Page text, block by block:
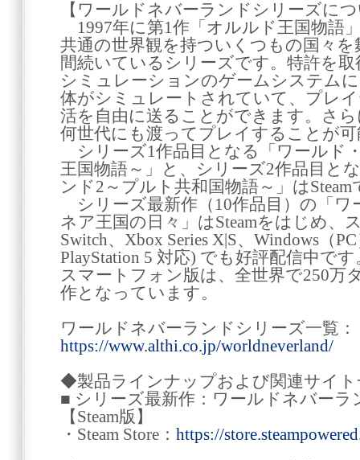
【ワールドネバーランドシリーズに
1997年に第1作「オルルド王国物語
共通の世界観を持ついくつもの国々
間続いているシリーズです。特許を
シミュレーションのゲームシステム
体がシミュレートされていて、プレ
活を自由に送ることができます。さ
何世代にも渡ってプレイすることが
シリーズ1作品目となる「ワールド
王国物語～」と、シリーズ2作品目と
ンド2～プルト共和国物語～」は
シリーズ最新作（10作品目）の「ワ
ネア王国の日々」はSteamをはじめ、
Switch、Xbox Series X|S、Windows（
PlayStation 5 対応) でも好評配信中で
スマートフォン版は、全世界で250万
作となっています。
ワールドネバーランドシリーズ一覧：
https://www.althi.co.jp/worldneverland/
◆製品ラインナップおよび関連サイト
■ シリーズ最新作：ワールドネバーラ
【Steam版】
・Steam Store： https://